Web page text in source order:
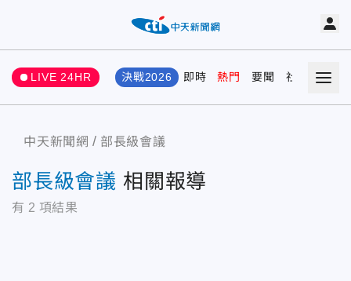
LIVE 24HR 決戰2026 即時 熱門 要聞 社會 娛樂
中天新聞網 部長級會議
部長級會議 相關報導
有 2 項結果